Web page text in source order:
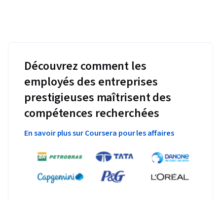
Découvrez comment les
employés des entreprises
prestigieuses maîtrisent des
compétences recherchées
En savoir plus sur Coursera pour les affaires